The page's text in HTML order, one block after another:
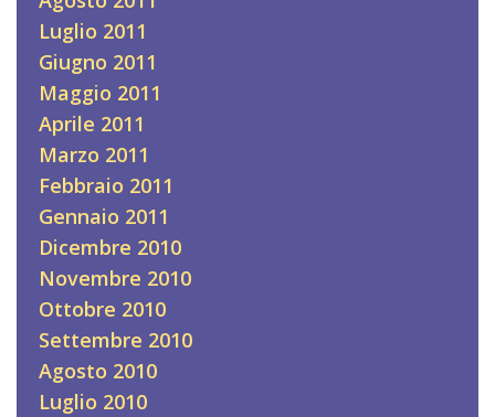
Luglio 2011
Giugno 2011
Maggio 2011
Aprile 2011
Marzo 2011
Febbraio 2011
Gennaio 2011
Dicembre 2010
Novembre 2010
Ottobre 2010
Settembre 2010
Agosto 2010
Luglio 2010